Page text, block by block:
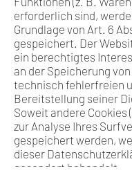
erforderlich sind,
Grundlage von Art. 6
gespeichert. Der
ein berechtigtes
an der Speicherung
technisch fehlerfreien
Bereitstellung seiner
Soweit andere Cookies
zur Analyse Ihres
gespeichert werden,
dieser
gesondert behandelt.